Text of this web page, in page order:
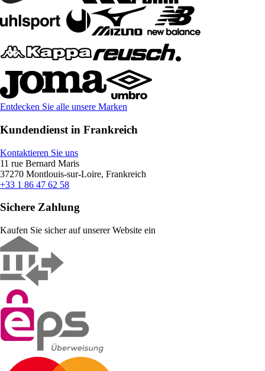
Entdecken Sie alle unsere Marken
Kundendienst in Frankreich
Kontaktieren Sie uns
11 rue Bernard Maris
37270 Montlouis-sur-Loire, Frankreich
+33 1 86 47 62 58
Sichere Zahlung
Kaufen Sie sicher auf unserer Website ein